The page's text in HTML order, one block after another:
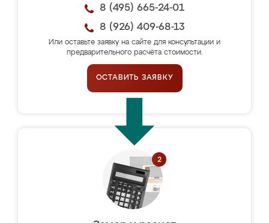
8 (495) 665-24-01
8 (926) 409-68-13
Или оставьте заявку на сайте для консультации и
предварительного расчёта стоимости.
ОСТАВИТЬ ЗАЯВКУ